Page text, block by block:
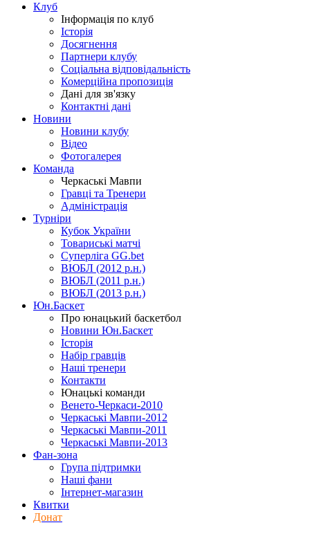
Клуб
Інформація по клуб
Історія
Досягнення
Партнери клубу
Соціальна відповідальність
Комерційна пропозиція
Дані для зв'язку
Контактні дані
Новини
Новини клубу
Відео
Фотогалерея
Команда
Черкаські Мавпи
Гравці та Тренери
Адміністрація
Турніри
Кубок України
Товариські матчі
Суперліга GG.bet
ВЮБЛ (2012 р.н.)
ВЮБЛ (2011 р.н.)
ВЮБЛ (2013 р.н.)
Юн.Баскет
Про юнацький баскетбол
Новини Юн.Баскет
Історія
Набір гравців
Наші тренери
Контакти
Юнацькі команди
Венето-Черкаси-2010
Черкаські Мавпи-2012
Черкаські Мавпи-2011
Черкаські Мавпи-2013
Фан-зона
Група підтримки
Наші фани
Інтернет-магазин
Квитки
Донат